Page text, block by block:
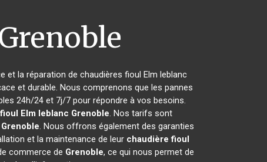
et la réparation de chaudières fioul Elm leblanc
et durable. Nous comprenons que les pannes
24h/24 et 7j/7 pour répondre à vos besoins.
Elm leblanc Grenoble. Nos tarifs sont
Grenoble. Nous offrons également des garanties
et la maintenance de leur chaudière fioul
commerce de Grenoble, ce qui nous permet de